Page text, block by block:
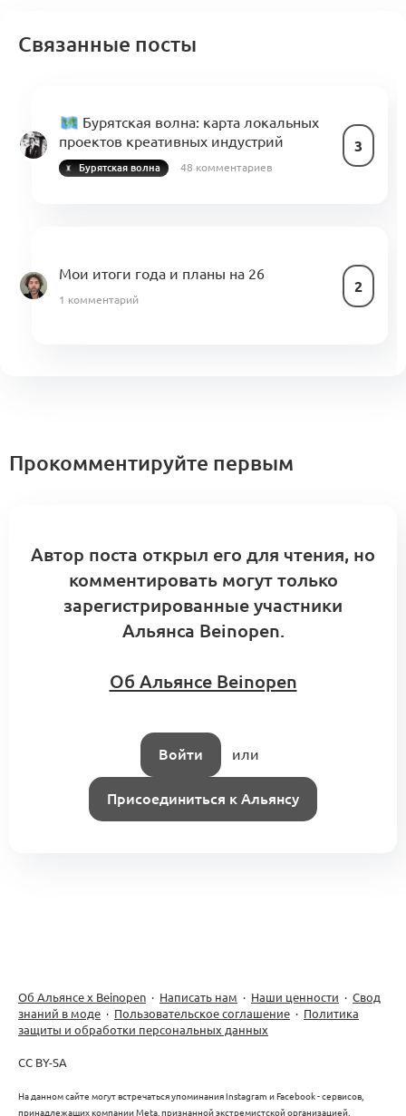
Связанные посты
Бурятская волна: карта локальных
проектов креативных индустрий
3
Бурятская волна 48 комментариев
Мои итоги года и планы на 26
2
1 комментарий
Прокомментируйте первым
Автор поста открыл его для чтения, но
комментировать могут только
зарегистрированные участники
Альянса Beinopen.
Об Альянсе Beinopen
Войти или
Присоединиться к Альянсу
Об Альянсе х Beinopen · Написать нам · Наши ценности · Свод
знаний в моде · Пользовательское соглашение · Политика
защиты и обработки персональных данных
CC BY-SA
На данном сайте могут встречаться упоминания Instagram и Facebook - сервисов,
принадлежащих компании Meta, признанной экстремистской организацией,